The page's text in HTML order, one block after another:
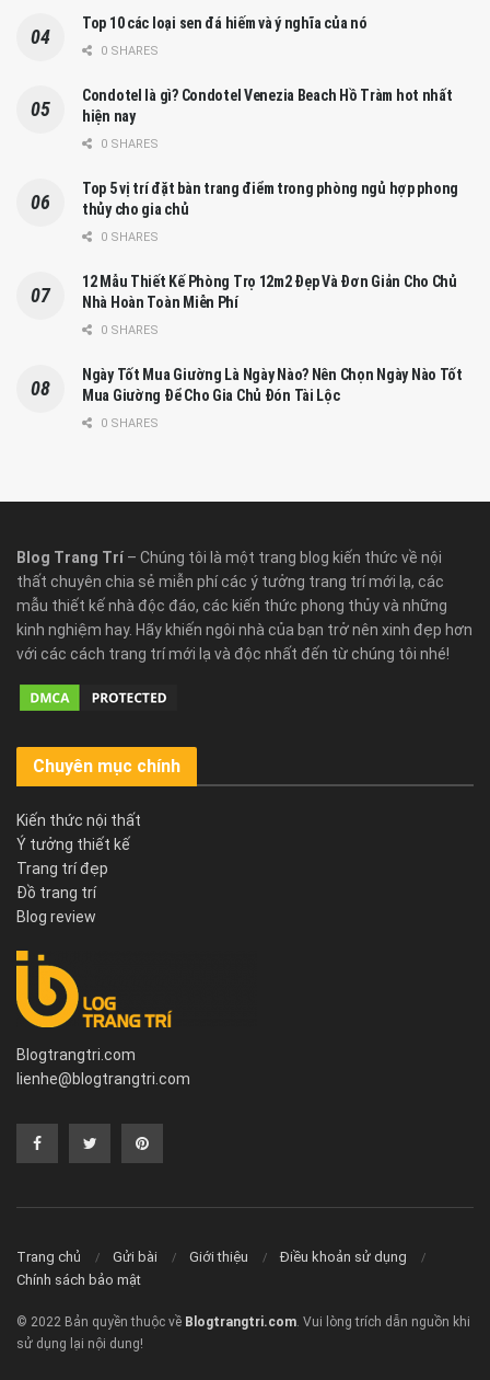
Top 10 các loại sen đá hiếm và ý nghĩa của nó
0 SHARES
Condotel là gì? Condotel Venezia Beach Hồ Tràm hot nhất
hiện nay
0 SHARES
Top 5 vị trí đặt bàn trang điểm trong phòng ngủ hợp phong
thủy cho gia chủ
0 SHARES
12 Mẫu Thiết Kế Phòng Trọ 12m2 Đẹp Và Đơn Giản Cho Chủ
Nhà Hoàn Toàn Miễn Phí
0 SHARES
Ngày Tốt Mua Giường Là Ngày Nào? Nên Chọn Ngày Nào Tốt
Mua Giường Để Cho Gia Chủ Đón Tài Lộc
0 SHARES
Blog Trang Trí – Chúng tôi là một trang blog kiến thức về nội
thất chuyên chia sẻ miễn phí các ý tưởng trang trí mới lạ, các
mẫu thiết kế nhà độc đáo, các kiến thức phong thủy và những
kinh nghiệm hay. Hãy khiến ngôi nhà của bạn trở nên xinh đẹp hơn
với các cách trang trí mới lạ và độc nhất đến từ chúng tôi nhé!
Chuyên mục chính
Kiến thức nội thất
Ý tưởng thiết kế
Trang trí đẹp
Đồ trang trí
Blog review
Blogtrangtri.com
lienhe@blogtrangtri.com
Trang chủ Gửi bài Giới thiệu
Điều khoản sử dụng
Chính sách bảo mật
© 2022 Bản quyền thuộc về Blogtrangtri.com. Vui lòng trích dẫn nguồn khi
sử dụng lại nội dung!